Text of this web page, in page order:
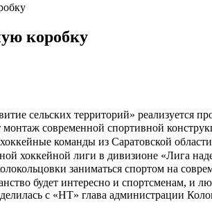
коробку
сельских территорий» реализуется
современной спортивной
команды из Саратовской
хоккейной лиги в дивизионе «Лига
заниматься спортом на
будет интересно и спортсменам,
с «НТ» глава администрации